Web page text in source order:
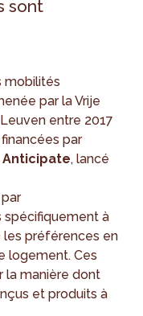
sont
mobilités
par la Vrije
entre 2017
par
Anticipate, lancé
spécifiquement à
les préférences en
logement. Ces
la manière dont
et produits à